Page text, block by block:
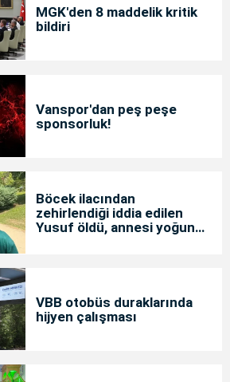
MGK'den 8 maddelik kritik
bildiri
Vanspor'dan peş peşe
sponsorluk!
Böcek ilacından
zehirlendiği iddia edilen
Yusuf öldü, annesi yoğun
VBB otobüs duraklarında
hijyen çalışması